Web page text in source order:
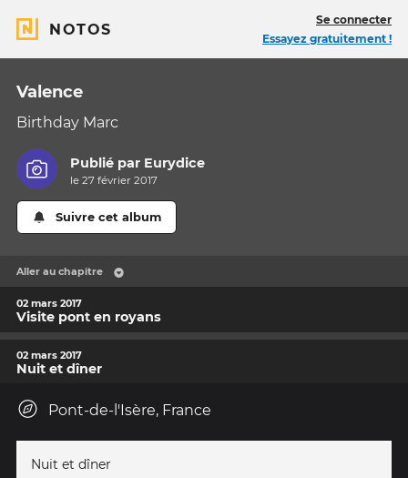
NOTOS
Se connecter
Essayez gratuitement !
Valence
Birthday Marc
Publié par Eurydice
le 27 février 2017
Suivre cet album
Aller au chapitre
02 mars 2017
Visite pont en royans
02 mars 2017
Nuit et dîner
Pont-de-l'Isère, France
Nuit et dîner